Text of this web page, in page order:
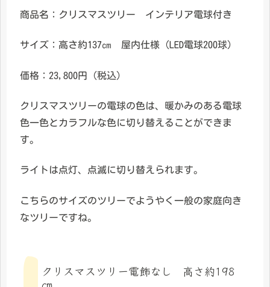
商品名：クリスマスツリー インテリア電球付き
サイズ：高さ約137㎝ 屋内仕様（LED電球200球）
価格：23,800円（税込）
クリスマスツリーの電球の色は、暖かみのある電球
色一色とカラフルな色に切り替えることができま
す。
ライトは点灯、点滅に切り替えられます。
こちらのサイズのツリーでようやく一般の家庭向き
なツリーですね。
クリスマスツリー電飾なし 高さ約198
㎝